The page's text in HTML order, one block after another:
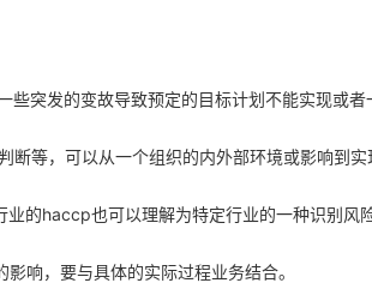
些突发的变故导致预定的目标计划不能实现或
断等，可以从一个组织的内外部环境或影响到
的haccp也可以理解为特定行业的一种识别风
响，要与具体的实际过程业务结合。